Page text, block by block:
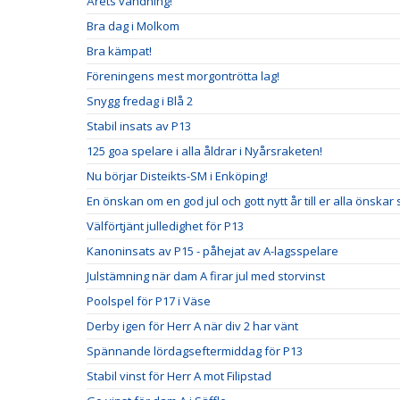
Bra dag i Molkom
Bra kämpat!
Föreningens mest morgontrötta lag!
Snygg fredag i Blå 2
Stabil insats av P13
125 goa spelare i alla åldrar i Nyårsraketen!
Nu börjar Disteikts-SM i Enköping!
En önskan om en god jul och gott nytt år till er alla önskar
Välförtjänt julledighet för P13
Kanoninsats av P15 - påhejat av A-lagsspelare
Julstämning när dam A firar jul med storvinst
Poolspel för P17 i Väse
Derby igen för Herr A när div 2 har vänt
Spännande lördagseftermiddag för P13
Stabil vinst för Herr A mot Filipstad